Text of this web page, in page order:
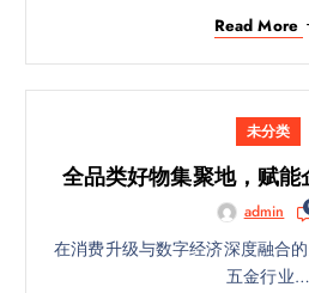
Read More
未分类
全品类好物集聚地，赋
admin
在消费升级与数字经济深度融合的
五金行业…